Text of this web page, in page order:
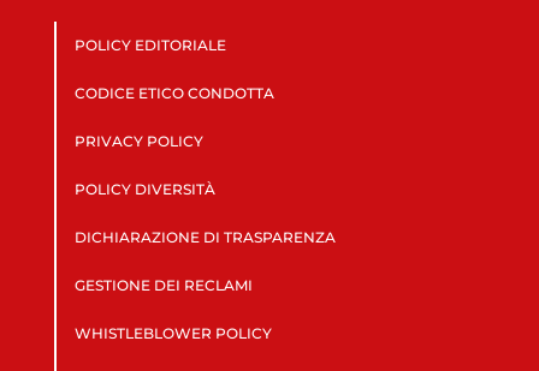
POLICY EDITORIALE
CODICE ETICO CONDOTTA
PRIVACY POLICY
POLICY DIVERSITÀ
DICHIARAZIONE DI TRASPARENZA
GESTIONE DEI RECLAMI
WHISTLEBLOWER POLICY